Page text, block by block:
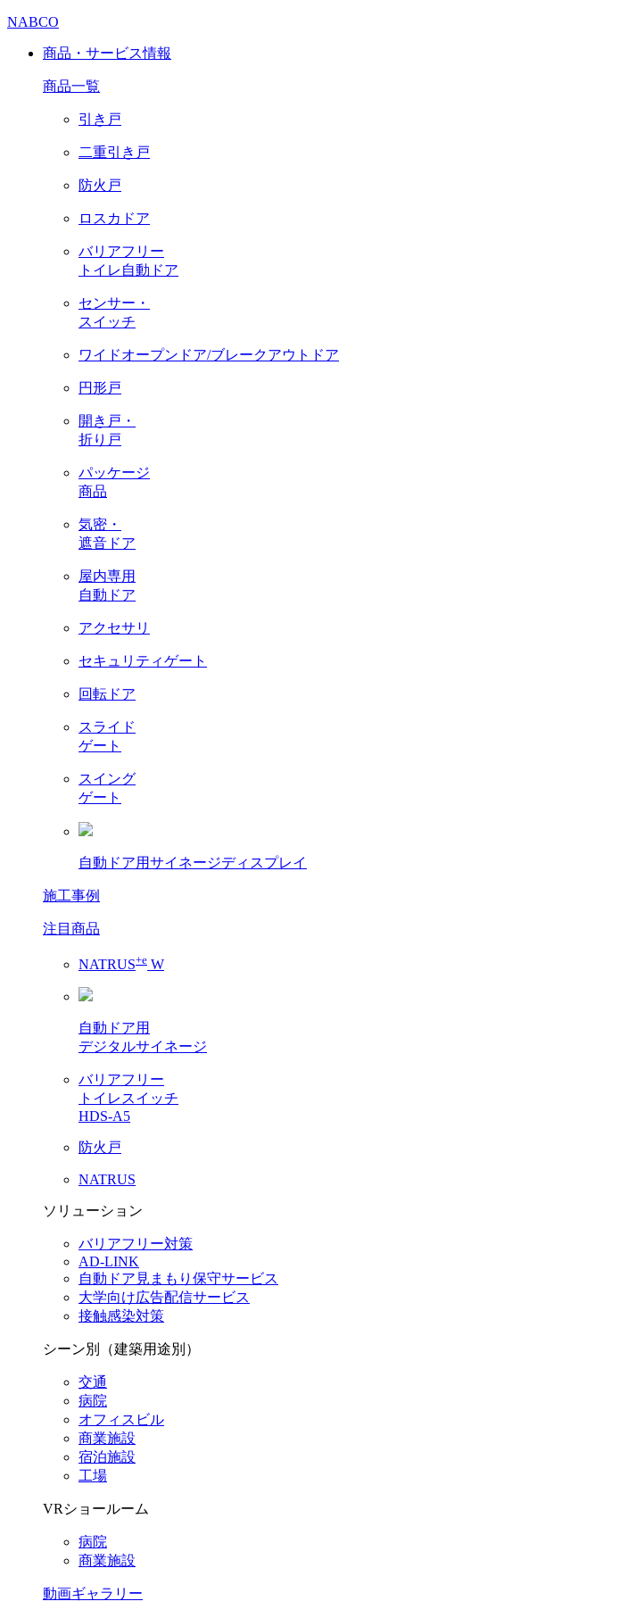
NABCO
商品・サービス情報
商品一覧
引き戸
二重引き戸
防火戸
ロスカドア
バリアフリー
トイレ自動ドア
センサー・
スイッチ
ワイドオープンドア/ブレークアウトドア
円形戸
開き戸・
折り戸
パッケージ
商品
気密・
遮音ドア
屋内専用
自動ドア
アクセサリ
セキュリティゲート
回転ドア
スライド
ゲート
スイング
ゲート
自動ドア用サイネージディスプレイ
施工事例
注目商品
NATRUS+e W
自動ドア用
デジタルサイネージ
バリアフリー
トイレスイッチ
HDS-A5
防火戸
NATRUS
ソリューション
バリアフリー対策
AD-LINK
自動ドア見まもり保守サービス
大学向け広告配信サービス
接触感染対策
シーン別（建築用途別）
交通
病院
オフィスビル
商業施設
宿泊施設
工場
VRショールーム
病院
商業施設
動画ギャラリー